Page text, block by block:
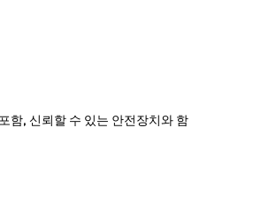
함, 신뢰할 수 있는 안전장치와 함